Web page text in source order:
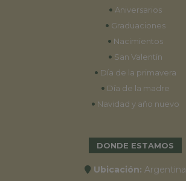
• Aniversarios
• Graduaciones
• Nacimientos
• San Valentín
• Día de la primavera
• Día de la madre
• Navidad y año nuevo
DONDE ESTAMOS
Ubicación: Argentina